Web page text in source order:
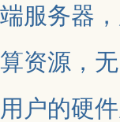
服务器
资源，
户的硬